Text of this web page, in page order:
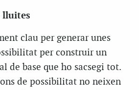
lluites
clau per generar unes
per construir un
de base que ho sacsegi tot.
de possibilitat no neixen